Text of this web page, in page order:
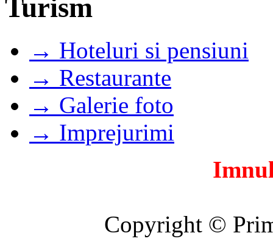
Turism
→ Hoteluri si pensiuni
→ Restaurante
→ Galerie foto
→ Imprejurimi
Copyright ©